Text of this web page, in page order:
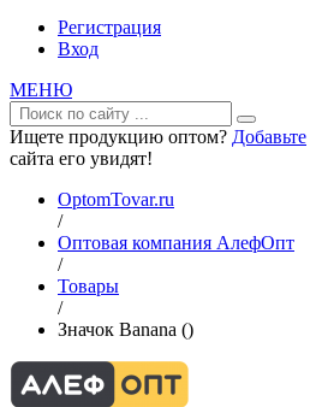
Регистрация
Вход
МЕНЮ
Ищете продукцию оптом? Добавьте
сайта его увидят!
OptomTovar.ru
/
Оптовая компания АлефОпт
/
Товары
/
Значок Banana ()